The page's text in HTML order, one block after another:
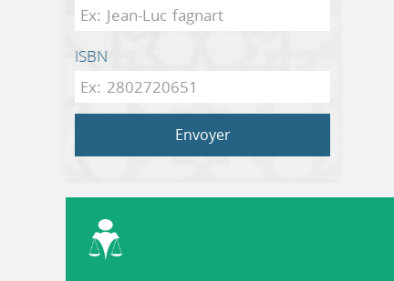
ISBN
Envoyer